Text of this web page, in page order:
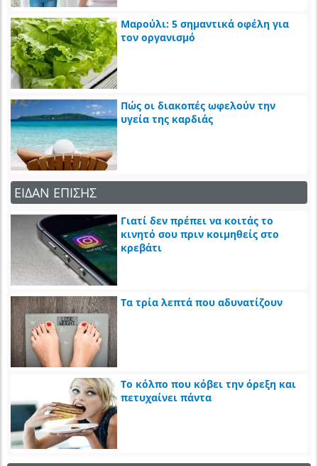
Μαρούλι: 5 σημαντικά οφέλη για
τον οργανισμό
Πώς οι διακοπές ωφελούν την
υγεία της καρδιάς
ΕΙΔΑΝ ΕΠΙΣΗΣ
Γιατί δεν πρέπει να κοιτάς το
κινητό σου πριν κοιμηθείς στο
κρεβάτι
Τα τρία λεπτά που αδυνατίζουν
Το κόλπο που κόβει την όρεξη και
πετυχαίνει πάντα